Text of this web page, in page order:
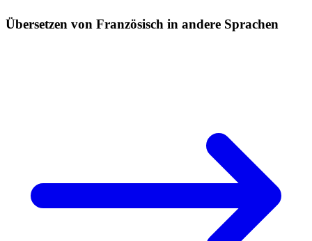
Übersetzen von Französisch in andere Sprachen